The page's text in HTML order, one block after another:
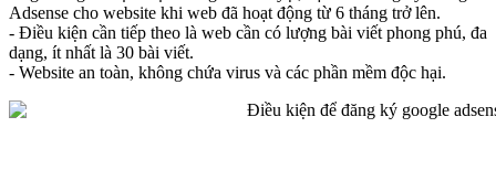
Adsense cho website khi web đã hoạt động từ 6 tháng trở lên.
- Điều kiện cần tiếp theo là web cần có lượng bài viết phong phú, đa
dạng, ít nhất là 30 bài viết.
- Website an toàn, không chứa virus và các phần mềm độc hại.